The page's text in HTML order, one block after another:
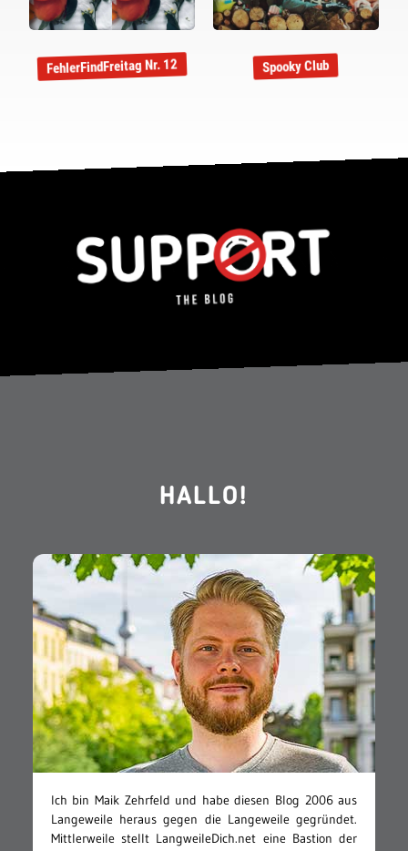
FehlerFindFreitag Nr. 12 Spooky Club
HALLO!
Ich bin Maik Zehrfeld und habe diesen Blog 2006 aus
Langeweile heraus gegen die Langeweile gegründet.
Mittlerweile stellt LangweileDich.net eine Bastion der